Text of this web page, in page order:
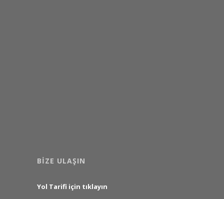
BIZE ULAŞIN
Yol Tarifi için tıklayın